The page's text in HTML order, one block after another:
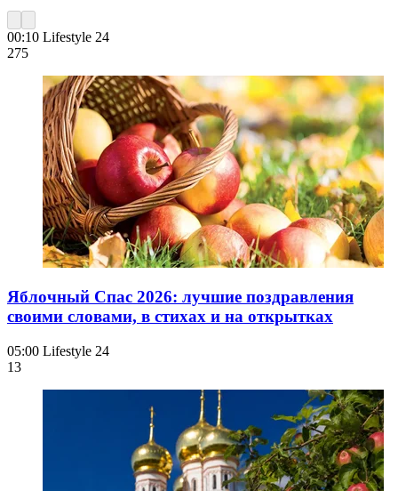
00:10 Lifestyle 24
275
Яблочный Спас 2026: лучшие поздравления
своими словами, в стихах и на открытках
05:00 Lifestyle 24
13